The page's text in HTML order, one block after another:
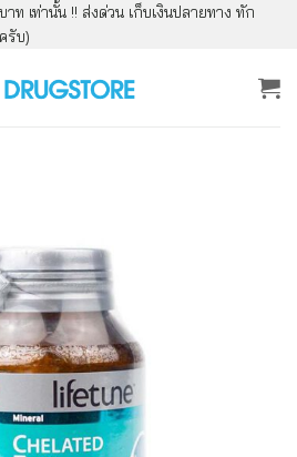
ท เท่านั้น !! ส่งด่วน เก็บเงินปลายทาง ทัก
รับ)